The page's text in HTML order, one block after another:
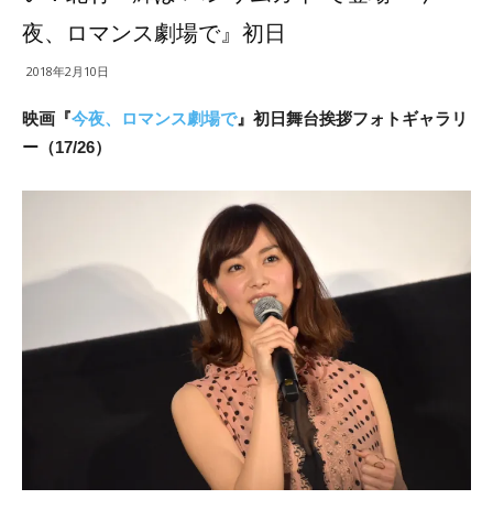
夜、ロマンス劇場で』初日
2018年2月10日
映画『今夜、ロマンス劇場で』初日舞台挨拶フォトギャラリ
ー（17/26）